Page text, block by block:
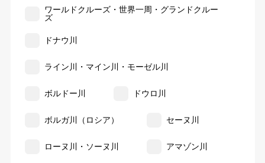
ワールドクルーズ・世界一周・グランドクルー
ズ
ドナウ川
ライン川・マイン川・モーゼル川
ボルドー川 ドウロ川
ボルガ川（ロシア） セーヌ川
ローヌ川・ソーヌ川 アマゾン川